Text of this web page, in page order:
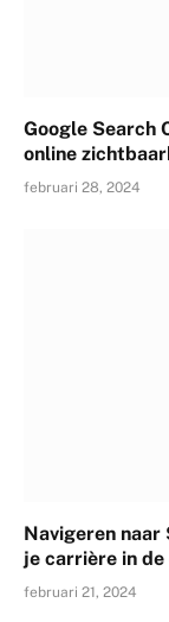
Google Search
online
februari 28, 2024
Navigeren naar
je carrière in
februari 21, 2024